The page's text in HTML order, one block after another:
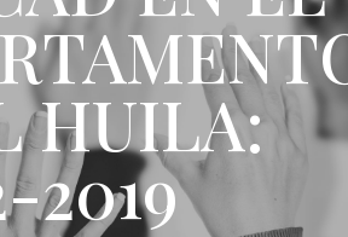
HUILA:
2019